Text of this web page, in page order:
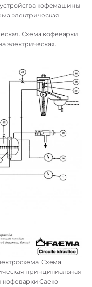
кофемашины
электрическая
Схема кофеварки
электрическая.
Схема
принципиальная
кофеварки Саеко